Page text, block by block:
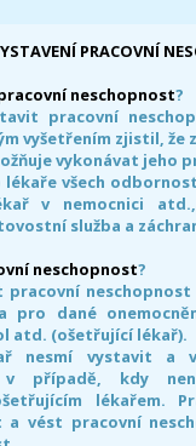
PRACOVNÍ
neschopnost?
pracovní
vyšetřením zjistil, že
vykonávat jeho
všech
v nemocnici
služba a
neschopnost?
pracovní
pro dané
atd. (ošetřující lékař).
nesmí vystavit a
v případě, kdy
lékařem.
a vést pracovní